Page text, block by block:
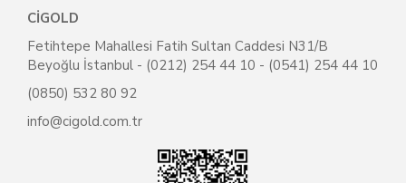
CİGOLD
Fetihtepe Mahallesi Fatih Sultan Caddesi N31/B
Beyoğlu İstanbul - (0212) 254 44 10 - (0541) 254 44 10
(0850) 532 80 92
info@cigold.com.tr